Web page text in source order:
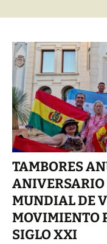
TAMBORES
ANIVERSARIO
MUNDIAL DE
MOVIMIENTO
SIGLO XXI